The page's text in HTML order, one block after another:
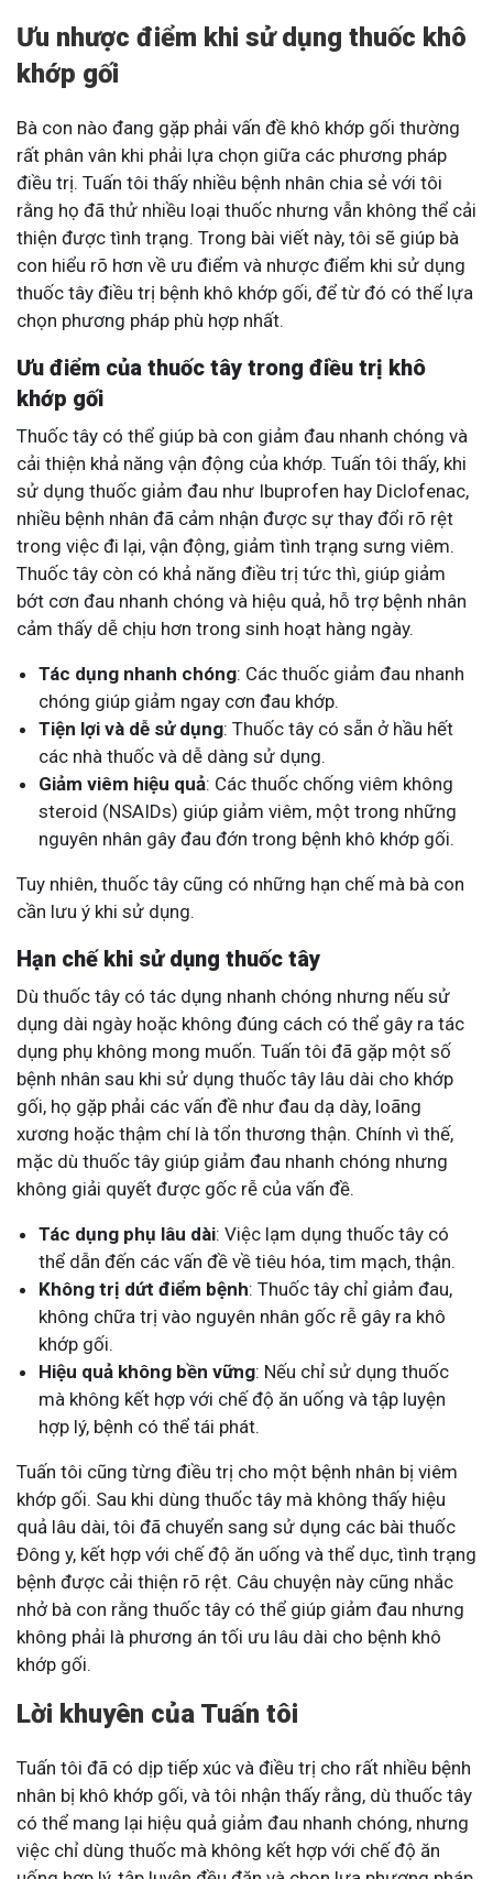
Ưu nhược điểm khi sử dụng thuốc khô
khớp gối
Bà con nào đang gặp phải vấn đề khô khớp gối thường
rất phân vân khi phải lựa chọn giữa các phương pháp
điều trị. Tuấn tôi thấy nhiều bệnh nhân chia sẻ với tôi
rằng họ đã thử nhiều loại thuốc nhưng vẫn không thể cải
thiện được tình trạng. Trong bài viết này, tôi sẽ giúp bà
con hiểu rõ hơn về ưu điểm và nhược điểm khi sử dụng
thuốc tây điều trị bệnh khô khớp gối, để từ đó có thể lựa
chọn phương pháp phù hợp nhất.
Ưu điểm của thuốc tây trong điều trị khô
khớp gối
Thuốc tây có thể giúp bà con giảm đau nhanh chóng và
cải thiện khả năng vận động của khớp. Tuấn tôi thấy, khi
sử dụng thuốc giảm đau như Ibuprofen hay Diclofenac,
nhiều bệnh nhân đã cảm nhận được sự thay đổi rõ rệt
trong việc đi lại, vận động, giảm tình trạng sưng viêm.
Thuốc tây còn có khả năng điều trị tức thì, giúp giảm
bớt cơn đau nhanh chóng và hiệu quả, hỗ trợ bệnh nhân
cảm thấy dễ chịu hơn trong sinh hoạt hàng ngày.
Tác dụng nhanh chóng: Các thuốc giảm đau nhanh
chóng giúp giảm ngay cơn đau khớp.
Tiện lợi và dễ sử dụng: Thuốc tây có sẵn ở hầu hết
các nhà thuốc và dễ dàng sử dụng.
Giảm viêm hiệu quả: Các thuốc chống viêm không
steroid (NSAIDs) giúp giảm viêm, một trong những
nguyên nhân gây đau đớn trong bệnh khô khớp gối.
Tuy nhiên, thuốc tây cũng có những hạn chế mà bà con
cần lưu ý khi sử dụng.
Hạn chế khi sử dụng thuốc tây
Dù thuốc tây có tác dụng nhanh chóng nhưng nếu sử
dụng dài ngày hoặc không đúng cách có thể gây ra tác
dụng phụ không mong muốn. Tuấn tôi đã gặp một số
bệnh nhân sau khi sử dụng thuốc tây lâu dài cho khớp
gối, họ gặp phải các vấn đề như đau dạ dày, loãng
xương hoặc thậm chí là tổn thương thận. Chính vì thế,
mặc dù thuốc tây giúp giảm đau nhanh chóng nhưng
không giải quyết được gốc rễ của vấn đề.
Tác dụng phụ lâu dài: Việc lạm dụng thuốc tây có
thể dẫn đến các vấn đề về tiêu hóa, tim mạch, thận.
Không trị dứt điểm bệnh: Thuốc tây chỉ giảm đau,
không chữa trị vào nguyên nhân gốc rễ gây ra khô
khớp gối.
Hiệu quả không bền vững: Nếu chỉ sử dụng thuốc
mà không kết hợp với chế độ ăn uống và tập luyện
hợp lý, bệnh có thể tái phát.
Tuấn tôi cũng từng điều trị cho một bệnh nhân bị viêm
khớp gối. Sau khi dùng thuốc tây mà không thấy hiệu
quả lâu dài, tôi đã chuyển sang sử dụng các bài thuốc
Đông y, kết hợp với chế độ ăn uống và thể dục, tình trạng
bệnh được cải thiện rõ rệt. Câu chuyện này cũng nhắc
nhở bà con rằng thuốc tây có thể giúp giảm đau nhưng
không phải là phương án tối ưu lâu dài cho bệnh khô
khớp gối.
Lời khuyên của Tuấn tôi
Tuấn tôi đã có dịp tiếp xúc và điều trị cho rất nhiều bệnh
nhân bị khô khớp gối, và tôi nhận thấy rằng, dù thuốc tây
có thể mang lại hiệu quả giảm đau nhanh chóng, nhưng
việc chỉ dùng thuốc mà không kết hợp với chế độ ăn